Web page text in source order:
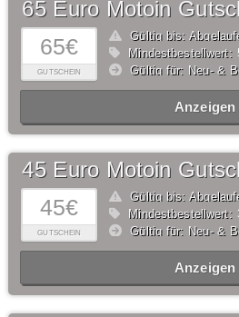
65€
GUTSCHEIN
65 Euro Motoin
Gültig bis:
Mindestbestellwert:
Gültig für: Neu- &
Anzeigen
45€
GUTSCHEIN
45 Euro Motoin
Gültig bis:
Mindestbestellwert:
Gültig für: Neu- &
Anzeigen